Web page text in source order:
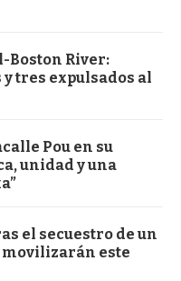
Boston River:
tres expulsados al
Pou en su
unidad y una
el secuestro de un
movilizarán este